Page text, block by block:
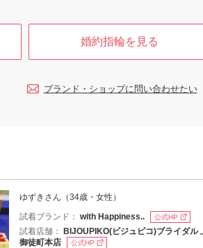
婚約指輪を見る
ブランド・ショップに問い合わせたい
ゆずきさん（34歳・女性）
試着ブランド： with Happiness.. 公式HP
試着店舗：
BIJOUPIKO(ビジュピコ)ブライダル
御徒町本店
公式HP